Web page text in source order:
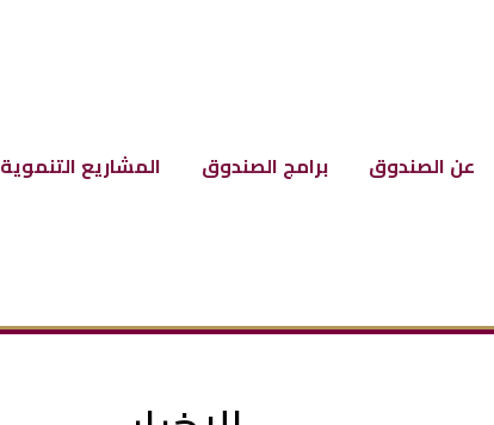
عن الصندوق برامج الصندوق المشاريع التنموية